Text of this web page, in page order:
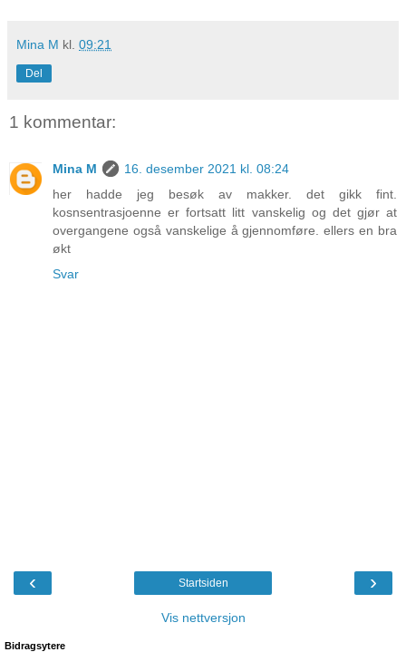
Mina M kl. 09:21
Del
1 kommentar:
Mina M
16. desember 2021 kl. 08:24
her hadde jeg besøk av makker. det gikk fint.
kosnsentrasjoenne er fortsatt litt vanskelig og det gjør at
overgangene også vanskelige å gjennomføre. ellers en bra
økt
Svar
‹ ›
Startsiden
Vis nettversjon
Bidragsytere